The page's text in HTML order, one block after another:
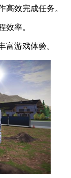
高效完成任务。
效率。
富游戏体验。